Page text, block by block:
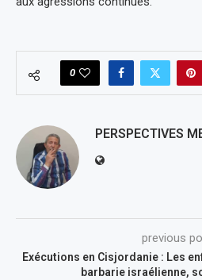
0
PERSPECTIVES
previous
Exécutions en Cisjordanie : Les
barbarie israélienne,